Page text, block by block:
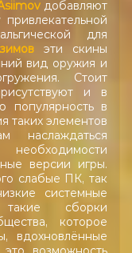
добавляют
для
эти скины
вид оружия и
Стоит
и в
популярность в
таких элементов
наслаждаться
версии игры.
слабые ПК, так
системные
сборки
которое
вдохновлённые